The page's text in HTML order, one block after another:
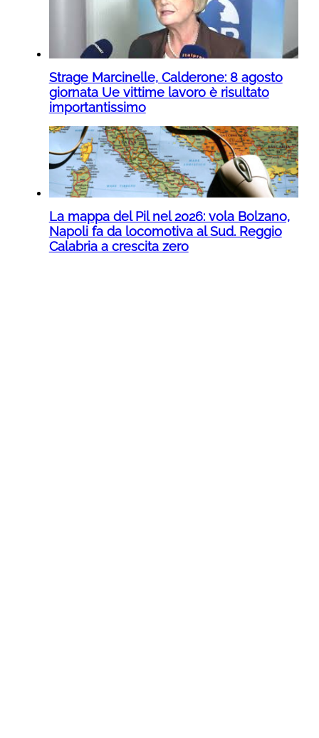
Strage Marcinelle, Calderone: 8 agosto
giornata Ue vittime lavoro è risultato
importantissimo
La mappa del Pil nel 2026: vola Bolzano,
Napoli fa da locomotiva al Sud. Reggio
Calabria a crescita zero